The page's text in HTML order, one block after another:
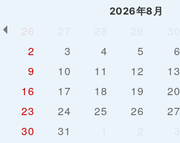
2026年8月
26
2
3 4 5 6
9
10 11 12 13
16
17 18 19 20
23
24 25 26 27
30
31